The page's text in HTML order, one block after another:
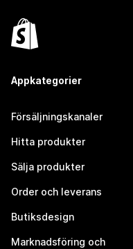
Appkategorier
Försäljningskanaler
Hitta produkter
Sälja produkter
Order och leverans
Butiksdesign
Marknadsföring och